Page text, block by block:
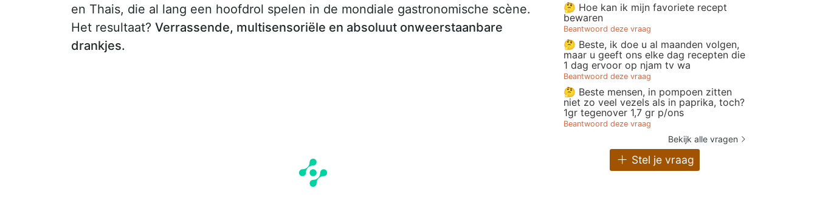
en Thais, die al lang een hoofdrol spelen in de mondiale gastronomische scène.
Het resultaat? Verrassende, multisensoriële en absoluut onweerstaanbare
drankjes.
🤔 Hoe kan ik mijn favoriete recept
bewaren
Beantwoord deze vraag
🤔 Beste, ik doe u al maanden volgen,
maar u geeft ons elke dag recepten die
1 dag ervoor op njam tv wa
Beantwoord deze vraag
🤔 Beste mensen, in pompoen zitten
niet zo veel vezels als in paprika, toch?
1gr tegenover 1,7 gr p/ons
Beantwoord deze vraag
Bekijk alle vragen
Stel je vraag